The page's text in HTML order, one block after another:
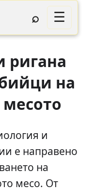
⌕ ☰
ригана
на
и
е направено
на
месо. От